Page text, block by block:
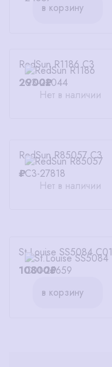
в корзину
RedSun R1186 C3
2900₽
Нет в наличии
RedSun R85057 C3
₽
Нет в наличии
St.Louise SS5084 C01
10800₽
в корзину